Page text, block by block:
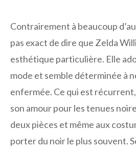
Contrairement à beaucoup
pas exact de dire que Zelda
esthétique particulière. Elle
mode et semble déterminée à
enfermée. Ce qui est
son amour pour les tenues
deux pièces et même aux
porter du noir le plus souvent.